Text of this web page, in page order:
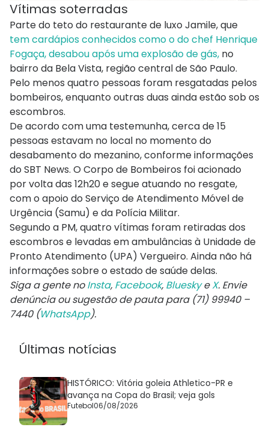
Vítimas soterradas
Parte do teto do restaurante de luxo Jamile, que
tem cardápios conhecidos como o do chef Henrique
Fogaça, desabou após uma explosão de gás, no
bairro da Bela Vista, região central de São Paulo.
Pelo menos quatro pessoas foram resgatadas pelos
bombeiros, enquanto outras duas ainda estão sob os
escombros.
De acordo com uma testemunha, cerca de 15
pessoas estavam no local no momento do
desabamento do mezanino, conforme informações
do SBT News. O Corpo de Bombeiros foi acionado
por volta das 12h20 e segue atuando no resgate,
com o apoio do Serviço de Atendimento Móvel de
Urgência (Samu) e da Polícia Militar.
Segundo a PM, quatro vítimas foram retiradas dos
escombros e levadas em ambulâncias à Unidade de
Pronto Atendimento (UPA) Vergueiro. Ainda não há
informações sobre o estado de saúde delas.
Siga a gente noInsta, Facebook, BlueskyeX. Envie
denúncia ou sugestão de pauta para (71) 99940 –
7440 (WhatsApp).
Últimas notícias
HISTÓRICO: Vitória goleia Athletico-PR e
avança na Copa do Brasil; veja gols
Futebol06/08/2026